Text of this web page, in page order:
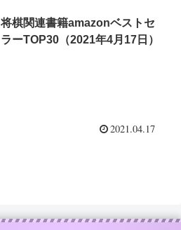
将棋関連書籍amazonベストセ
ラーTOP30（2021年4月17日）
2021.04.17